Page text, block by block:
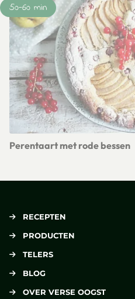
Perentaart met rode bessen
50-60 min
RECEPTEN
PRODUCTEN
TELERS
BLOG
OVER VERSE OOGST